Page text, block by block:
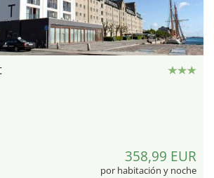
358,99 EUR
por habitación y noche